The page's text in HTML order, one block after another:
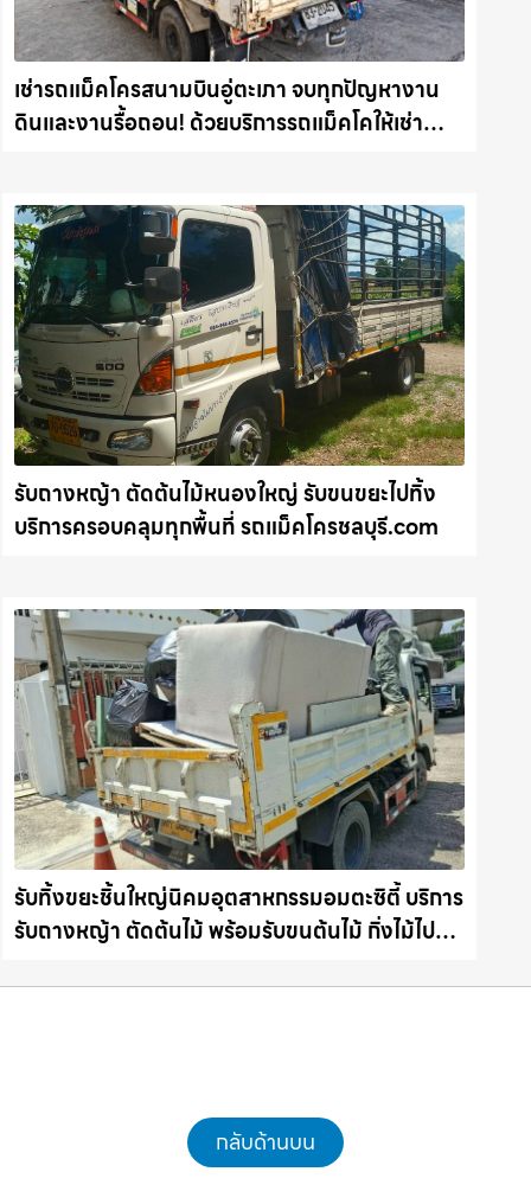
เช่ารถแม็คโครสนามบินอู่ตะเภา จบทุกปัญหางาน
ดินและงานรื้อถอน! ด้วยบริการรถแม็คโคให้เช่า
รับถางหญ้า ตัดต้นไม้หนองใหญ่ รับขนขยะไปทิ้ง
บริการครอบคลุมทุกพื้นที่ รถแม็คโครชลบุรี.com
รับทิ้งขยะชิ้นใหญ่นิคมอุตสาหกรรมอมตะซิตี้ บริการ
รับถางหญ้า ตัดต้นไม้ พร้อมรับขนต้นไม้ กิ่งไม้ไปทิ้ง
กลับด้านบน